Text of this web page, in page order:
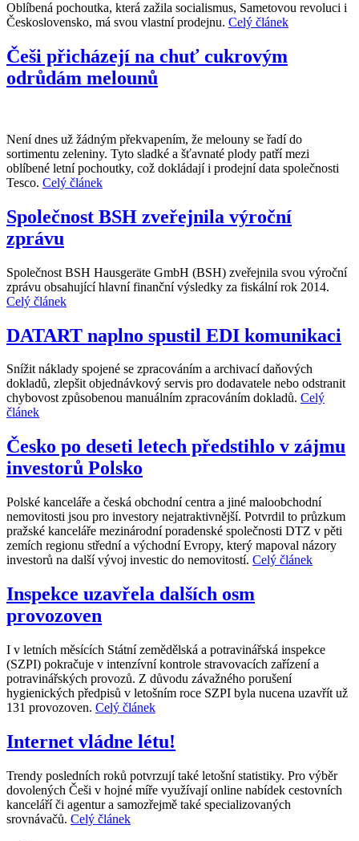
Oblíbená pochoutka, která zažila socialismus, Sametovou revoluci i
Československo, má svou vlastní prodejnu. Celý článek
Češi přicházejí na chuť cukrovým
odrůdám melounů
Není dnes už žádným překvapením, že melouny se řadí do
sortimentu zeleniny. Tyto sladké a šťavnaté plody patří mezi
oblíbené letní pochoutky, což dokládají i prodejní data společnosti
Tesco. Celý článek
Společnost BSH zveřejnila výroční
zprávu
Společnost BSH Hausgeräte GmbH (BSH) zveřejnila svou výroční
zprávu obsahující hlavní finanční výsledky za fiskální rok 2014.
Celý článek
DATART naplno spustil EDI komunikaci
Snížit náklady spojené se zpracováním a archivací daňových
dokladů, zlepšit objednávkový servis pro dodavatele nebo odstranit
chybovost způsobenou manuálním zpracováním dokladů. Celý
článek
Česko po deseti letech předstihlo v zájmu
investorů Polsko
Polské kanceláře a česká obchodní centra a jiné maloobchodní
nemovitosti jsou pro investory nejatraktivnější. Potvrdil to průzkum
pražské kanceláře mezinárodní poradenské společnosti DTZ v pěti
zemích regionu střední a východní Evropy, který mapoval názory
investorů na další vývoj investic do nemovitostí. Celý článek
Inspekce uzavřela dalších osm
provozoven
I v letních měsících Státní zemědělská a potravinářská inspekce
(SZPI) pokračuje v intenzívní kontrole stravovacích zařízení a
potravinářských provozů. Z důvodu závažného porušení
hygienických předpisů v letošním roce SZPI byla nucena uzavřít už
131 provozoven. Celý článek
Internet vládne létu!
Trendy posledních roků potvrzují také letošní statistiky. Pro výběr
dovolených Češi v hojné míře využívají online nabídek cestovních
kanceláří či agentur a samozřejmě také specializovaných
srovnávačů. Celý článek